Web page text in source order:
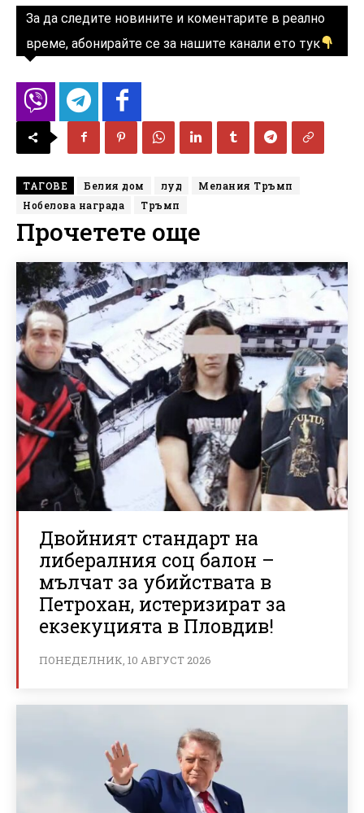
За да следите новините и коментарите в реално
време, абонирайте се за нашите канали ето тук
ТАГОВЕ Белия дом луд
Мелания Тръмп
Нобелова награда
Тръмп
Прочетете още
Двойният стандарт на
либералния соц балон –
мълчат за убийствата в
Петрохан, истеризират за
екзекуцията в Пловдив!
ПОНЕДЕЛНИК, 10 АВГУСТ 2026